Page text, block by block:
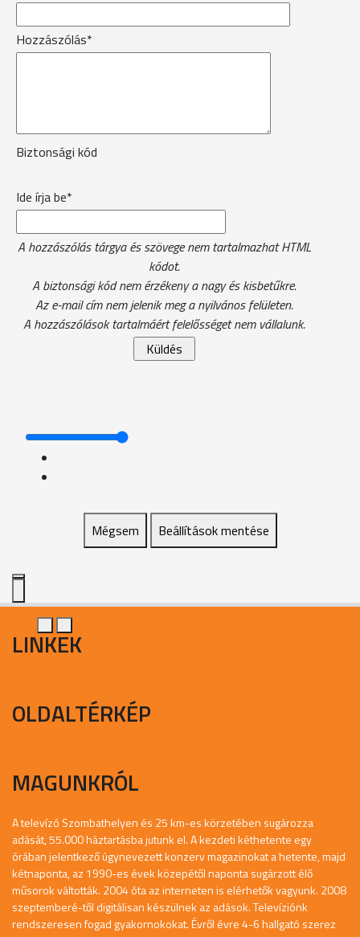
Hozzászólás*
Biztonsági kód
Ide írja be*
A hozzászólás tárgya és szövege nem tartalmazhat HTML
kódot.
A biztonsági kód nem érzékeny a nagy és kisbetűkre.
Az e-mail cím nem jelenik meg a nyilvános felületen.
A hozzászólások tartalmáért felelősséget nem vállalunk.
Mégsem Beállítások mentése
LINKEK
OLDALTÉRKÉP
MAGUNKRÓL
A televízó Szombathelyen és 25 km-es körzetében sugározza
adását, 55.000 háztartásba jutunk el. A kezdeti kéthetente egy
órában jelentkező úgynevezett konzerv magazinokat a hetente, majd
kétnaponta, az 1990-es évek közepétől naponta sugárzott élő
műsorok váltották. 2004 óta az interneten is elérhetők vagyunk. 2008
szeptemberé-től digitálisan készülnek az adások. Televíziónk
rendszeresen fogad gyakornokokat. Évről évre 4-6 hallgató szerez